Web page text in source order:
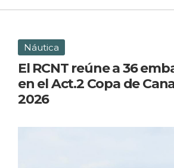
Náutica
El RCNT reúne a 36
en el Act.2 Copa de
2026